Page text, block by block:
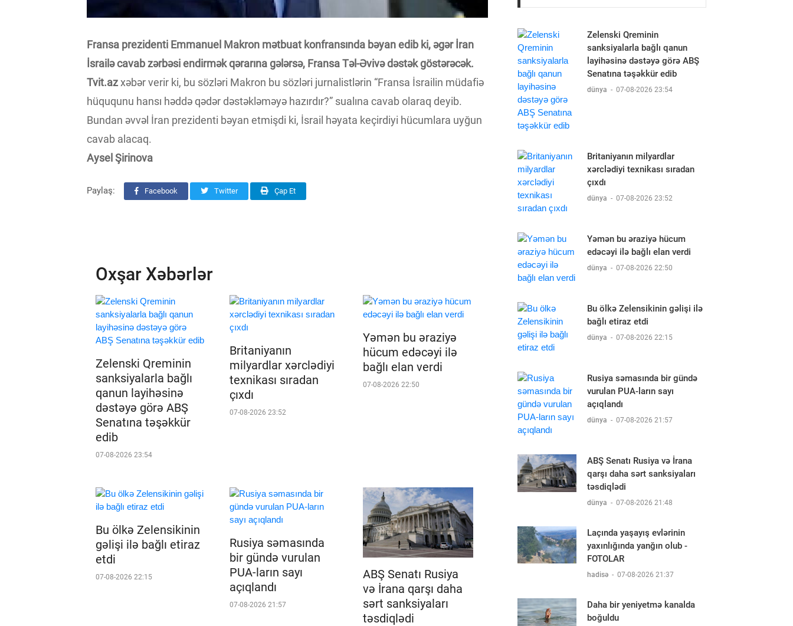
Fransa prezidenti Emmanuel Makron mətbuat konfransında bəyan edib ki, əgər İran
İsrailə cavab zərbəsi endirmək qərarına gələrsə, Fransa Təl-Əvivə dəstək göstərəcək.
Tvit.azxəbər verir ki, bu sözləri Makron bu sözləri jurnalistlərin “Fransa İsrailin müdafiə
hüququnu hansı həddə qədər dəstəkləməyə hazırdır?” sualına cavab olaraq deyib.
Bundan əvvəl İran prezidenti bəyan etmişdi ki, İsrail həyata keçirdiyi hücumlara uyğun
cavab alacaq.
Aysel Şirinova
Paylaş: Facebook Twitter Çap Et
Oxşar Xəbərlər
Zelenski Qreminin
sanksiyalarla bağlı
qanun layihəsinə
dəstəyə görə ABŞ
Senatına təşəkkür
edib
07-08-2026 23:54
Britaniyanın
milyardlar xərclədiyi
texnikası sıradan
çıxdı
07-08-2026 23:52
Yəmən bu əraziyə
hücum edəcəyi ilə
bağlı elan verdi
07-08-2026 22:50
Bu ölkə Zelensikinin
gəlişi ilə bağlı etiraz
etdi
07-08-2026 22:15
Rusiya səmasında
bir gündə vurulan
PUA-ların sayı
açıqlandı
07-08-2026 21:57
ABŞ Senatı Rusiya
və İrana qarşı daha
sərt sanksiyaları
təsdiqlədi
Zelenski Qreminin
sanksiyalarla bağlı qanun
layihəsinə dəstəyə görə ABŞ
Senatına təşəkkür edib
dünya - 07-08-2026 23:54
Britaniyanın milyardlar
xərclədiyi texnikası sıradan
çıxdı
dünya - 07-08-2026 23:52
Yəmən bu əraziyə hücum
edəcəyi ilə bağlı elan verdi
dünya - 07-08-2026 22:50
Bu ölkə Zelensikinin gəlişi ilə
bağlı etiraz etdi
dünya - 07-08-2026 22:15
Rusiya səmasında bir gündə
vurulan PUA-ların sayı
açıqlandı
dünya - 07-08-2026 21:57
ABŞ Senatı Rusiya və İrana
qarşı daha sərt sanksiyaları
təsdiqlədi
dünya - 07-08-2026 21:48
Laçında yaşayış evlərinin
yaxınlığında yanğın olub -
FOTOLAR
hadisə - 07-08-2026 21:37
Daha bir yeniyetmə kanalda
boğuldu